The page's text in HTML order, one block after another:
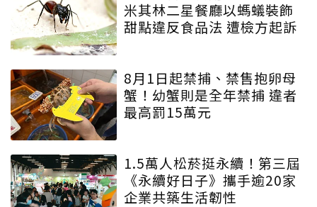
米其林二星餐廳以螞蟻裝飾
甜點違反食品法 遭檢方起訴
8月1日起禁捕、禁售抱卵母
蟹！幼蟹則是全年禁捕 違者
最高罰15萬元
1.5萬人松菸挺永續！第三屆
《永續好日子》攜手逾20家
企業共築生活韌性